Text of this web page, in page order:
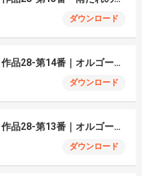
ダウンロード
前奏曲（プレリュード）作品28-第14番｜オルゴール： ショパン
ダウンロード
前奏曲（プレリュード）作品28-第13番｜オルゴール： ショパン
ダウンロード